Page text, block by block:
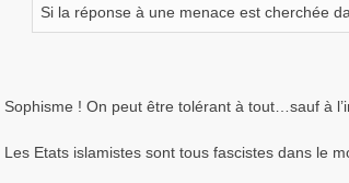
n
u
Si la réponse à une menace est cherchée
Sophisme ! On peut être tolérant à tout…sauf à
Les Etats islamistes sont tous fascistes dans le